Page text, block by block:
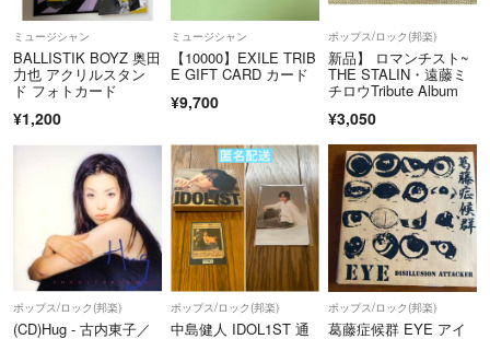
ミュージシャン
BALLISTIK BOYZ 奥田
力也 アクリルスタン
ド フォトカード
¥1,200
ミュージシャン
【10000】EXILE TRIB
E GIFT CARD カード
¥9,700
ポップス/ロック(邦楽)
新品】 ロマンチスト~
THE STALIN・遠藤ミ
チロウTribute Album
¥3,050
ポップス/ロック(邦楽)
(CD)Hug - 古内東子／
ポップス/ロック(邦楽)
中島健人 IDOL1ST 通
ポップス/ロック(邦楽)
葛藤症候群 EYE アイ